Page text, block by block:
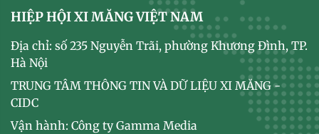
HIỆP HỘI XI MĂNG VIỆT NAM
Địa chỉ: số 235 Nguyễn Trãi, phường Khương Đình, TP.
Hà Nội
TRUNG TÂM THÔNG TIN VÀ DỮ LIỆU XI MĂNG -
CIDC
Vận hành: Công ty Gamma Media